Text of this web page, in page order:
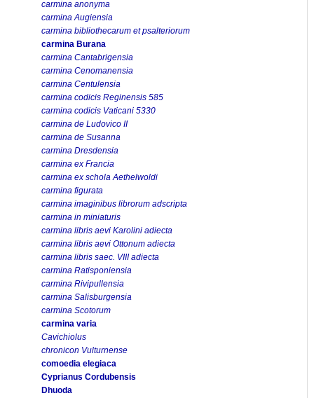
carmina anonyma
carmina Augiensia
carmina bibliothecarum et psalteriorum
carmina Burana
carmina Cantabrigensia
carmina Cenomanensia
carmina Centulensia
carmina codicis Reginensis 585
carmina codicis Vaticani 5330
carmina de Ludovico II
carmina de Susanna
carmina Dresdensia
carmina ex Francia
carmina ex schola Aethelwoldi
carmina figurata
carmina imaginibus librorum adscripta
carmina in miniaturis
carmina libris aevi Karolini adiecta
carmina libris aevi Ottonum adiecta
carmina libris saec. VIII adiecta
carmina Ratisponiensia
carmina Rivipullensia
carmina Salisburgensia
carmina Scotorum
carmina varia
Cavichiolus
chronicon Vulturnense
comoedia elegiaca
Cyprianus Cordubensis
Dhuoda